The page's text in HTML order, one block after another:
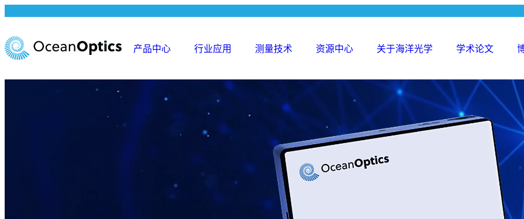
内
容
产品中心 行业应用 测量技术 资源中心 关于海洋光学 学术论文